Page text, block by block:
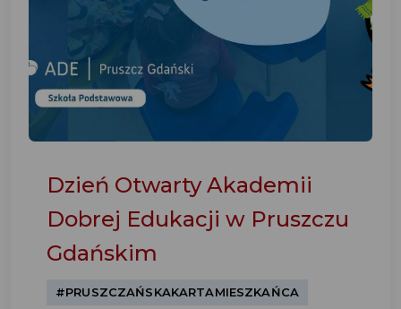
Dzień Otwarty Akademii
Dobrej Edukacji w Pruszczu
Gdańskim
#PRUSZCZAŃSKAKARTAMIESZKAŃCA